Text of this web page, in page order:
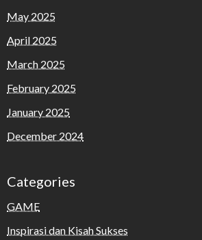
May 2025
April 2025
March 2025
February 2025
January 2025
December 2024
Categories
GAME
Inspirasi dan Kisah Sukses